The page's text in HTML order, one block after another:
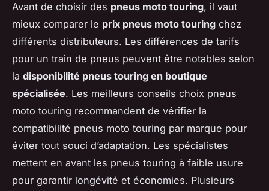
Avant de choisir des pneus moto touring, il vaut
mieux comparer le prix pneus moto touring chez
différents distributeurs. Les différences de tarifs
pour un train de pneus peuvent être notables selon
la disponibilité pneus touring en boutique
spécialisée. Les meilleurs conseils choix pneus
moto touring recommandent de vérifier la
compatibilité pneus moto touring par marque pour
éviter tout souci d’adaptation. Les spécialistes
mettent en avant les pneus touring à faible usure
pour garantir longévité et économies. Plusieurs